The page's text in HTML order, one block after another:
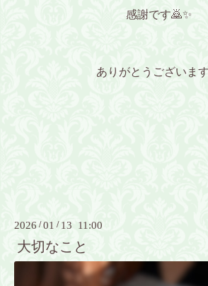
感謝です🙇✨️
ありがとうございます
2026 /01 / 13 11:00
大切なこと